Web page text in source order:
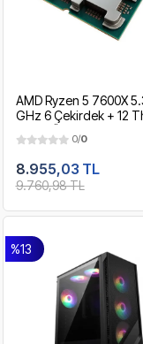
AMD Ryzen 5 7600X
GHz 6 Çekirdek + 12
İşlemci
0/0
8.955,03 TL
9.760,98 TL
%13